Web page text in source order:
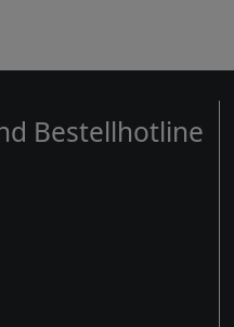
Bestellhotline